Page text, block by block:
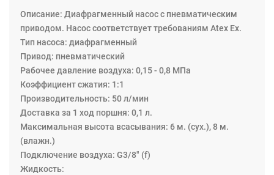
расположенные в центре камер, отделяют сжатый
воздух (сухая сторона) от перекачиваемой жидкости
(влажная сторона). Вал соединяет две диафрагмы друг
с другом. Клапан (пневматический двигатель)
попеременно распределяет воздух из одной камеры в
другую, таким образом, создается возвратно-
поступательное движение диафрагм. С каждым ходом
жидкость выпускается одной из диафрагм, в то время
как противоположная диафрагма всасывает новую
жидкость в расширительную камеру. Четыре обратных
клапана, два на стороне нагнетания и два на стороне
вакуума, контролируют и направляют поток жидкости.
Описание: Диафрагменный насос с пневматическим
приводом. Насос соответствует требованиям Atex Ex.
Тип насоса: диафрагменный
Привод: пневматический
Рабочее давление воздуха: 0,15 - 0,8 МПа
Коэффициент сжатия: 1:1
Производительность: 50 л/мин
Доставка за 1 ход поршня: 0,1 л.
Максимальная высота всасывания: 6 м. (сух.), 8 м.
(влажн.)
Подключение воздуха: G3/8" (f)
Жидкость: